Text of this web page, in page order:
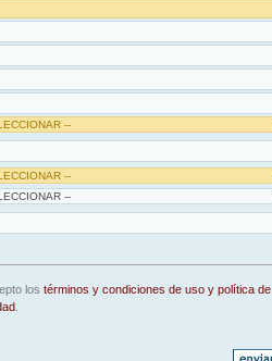
los términos y condiciones de uso y política de
.